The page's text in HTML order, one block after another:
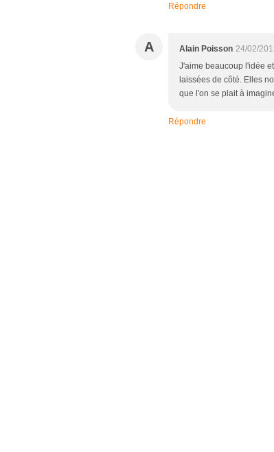
Répondre
A Alain Poisson 24/02/
J'aime beaucoup l'idée
laissées de côté. Elles
que l'on se plait à
Répondre